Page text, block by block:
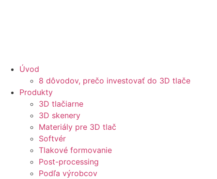
Úvod
8 dôvodov, prečo investovať do 3D tlače
Produkty
3D tlačiarne
3D skenery
Materiály pre 3D tlač
Softvér
Tlakové formovanie
Post-processing
Podľa výrobcov